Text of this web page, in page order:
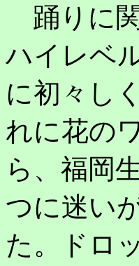
踊りに
ハイレベ
に初々し
れに花の
ら、福岡
つに迷い
た。ドロ